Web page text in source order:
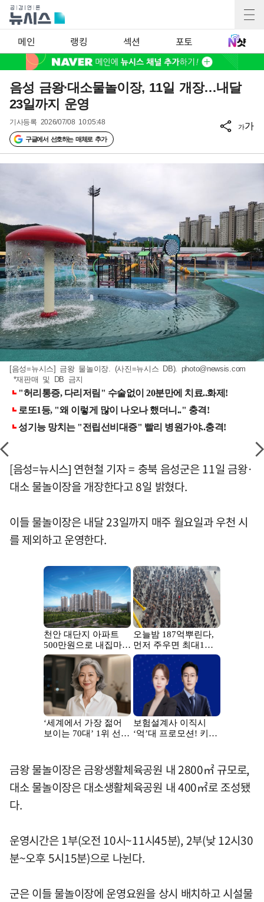
메인 랭킹 섹션 포토
음성 금왕·대소물놀이장, 11일 개장…내달
23일까지 운영
기사등록 2026/07/08 10:05:48
구글에서 선호하는 매체로 추가
가가
[음성=뉴시스] 금왕 물놀이장. (사진=뉴시스 DB). photo@newsis.com
*재판매 및 DB 금지
[음성=뉴시스] 연현철 기자 = 충북 음성군은 11일 금왕·
대소 물놀이장을 개장한다고 8일 밝혔다.
이들 물놀이장은 내달 23일까지 매주 월요일과 우천 시
를 제외하고 운영한다.
금왕 물놀이장은 금왕생활체육공원 내 2800㎡ 규모로,
대소 물놀이장은 대소생활체육공원 내 400㎡로 조성됐
다.
운영시간은 1부(오전 10시~11시45분), 2부(낮 12시30
분~오후 5시15분)으로 나뉜다.
군은 이들 물놀이장에 운영요원을 상시 배치하고 시설물